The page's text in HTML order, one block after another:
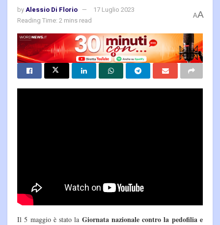
byAlessio Di Florio
17 Luglio 2023
Reading Time: 2 mins read
AA
Il 5 maggio è stato la Giornata nazionale contro la pedofilia e